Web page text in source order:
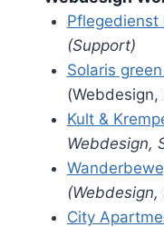
Pflegedienst
(Support)
Solaris
(Webdesign,
Kult &
Webdesign,
(Webdesign,
City